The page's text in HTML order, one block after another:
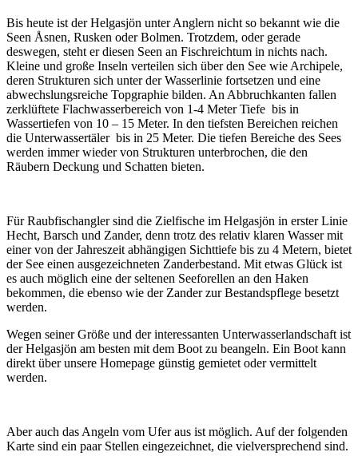
Bis heute ist der Helgasjön unter Anglern nicht so bekannt wie die
Seen Åsnen, Rusken oder Bolmen. Trotzdem, oder gerade
deswegen, steht er diesen Seen an Fischreichtum in nichts nach.
Kleine und große Inseln verteilen sich über den See wie Archipele,
deren Strukturen sich unter der Wasserlinie fortsetzen und eine
abwechslungsreiche Topgraphie bilden. An Abbruchkanten fallen
zerklüftete Flachwasserbereich von 1-4 Meter Tiefe bis in
Wassertiefen von 10 – 15 Meter. In den tiefsten Bereichen reichen
die Unterwassertäler bis in 25 Meter. Die tiefen Bereiche des Sees
werden immer wieder von Strukturen unterbrochen, die den
Räubern Deckung und Schatten bieten.
Für Raubfischangler sind die Zielfische im Helgasjön in erster Linie
Hecht, Barsch und Zander, denn trotz des relativ klaren Wasser mit
einer von der Jahreszeit abhängigen Sichttiefe bis zu 4 Metern, bietet
der See einen ausgezeichneten Zanderbestand. Mit etwas Glück ist
es auch möglich eine der seltenen Seeforellen an den Haken
bekommen, die ebenso wie der Zander zur Bestandspflege besetzt
werden.
Wegen seiner Größe und der interessanten Unterwasserlandschaft ist
der Helgasjön am besten mit dem Boot zu beangeln. Ein Boot kann
direkt über unsere Homepage günstig gemietet oder vermittelt
werden.
Aber auch das Angeln vom Ufer aus ist möglich. Auf der folgenden
Karte sind ein paar Stellen eingezeichnet, die vielversprechend sind.